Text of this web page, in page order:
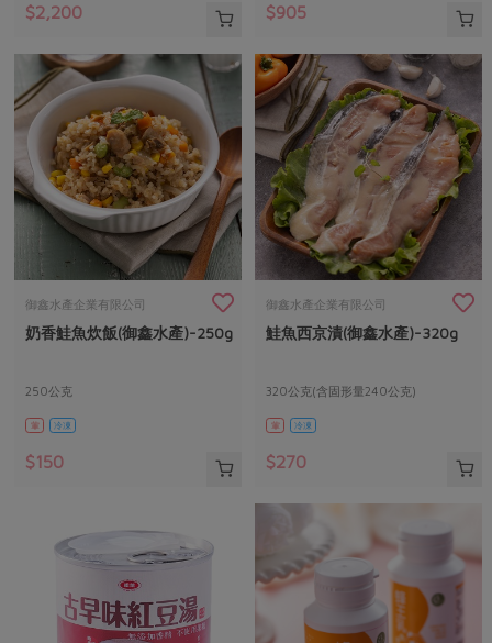
$2,200 $905
御鑫水產企業有限公司
奶香鮭魚炊飯(御鑫水產)-250g
250公克
葷 冷凍
$150
御鑫水產企業有限公司
鮭魚西京漬(御鑫水產)-320g
320公克(含固形量240公克)
葷 冷凍
$270